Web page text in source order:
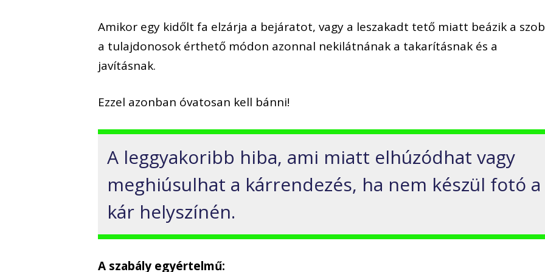
Amikor egy kidőlt fa elzárja a bejáratot, vagy a leszakadt tető miatt beázik a
a tulajdonosok érthető módon azonnal nekilátnának a takarításnak és a
javításnak.
Ezzel azonban óvatosan kell bánni!
A leggyakoribb hiba, ami miatt elhúzódhat vagy
meghiúsulhat a kárrendezés, ha nem készül fotó a
kár helyszínén.
A szabály egyértelmű: